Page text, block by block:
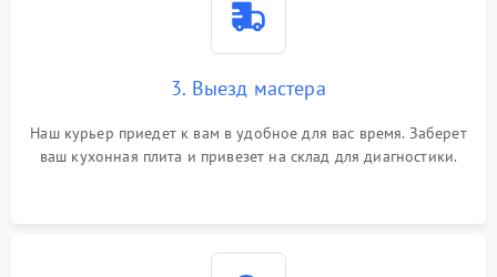
3. Выезд мастера
Наш курьер приедет к вам в удобное для вас время. Заберет
ваш кухонная плита и привезет на склад для диагностики.